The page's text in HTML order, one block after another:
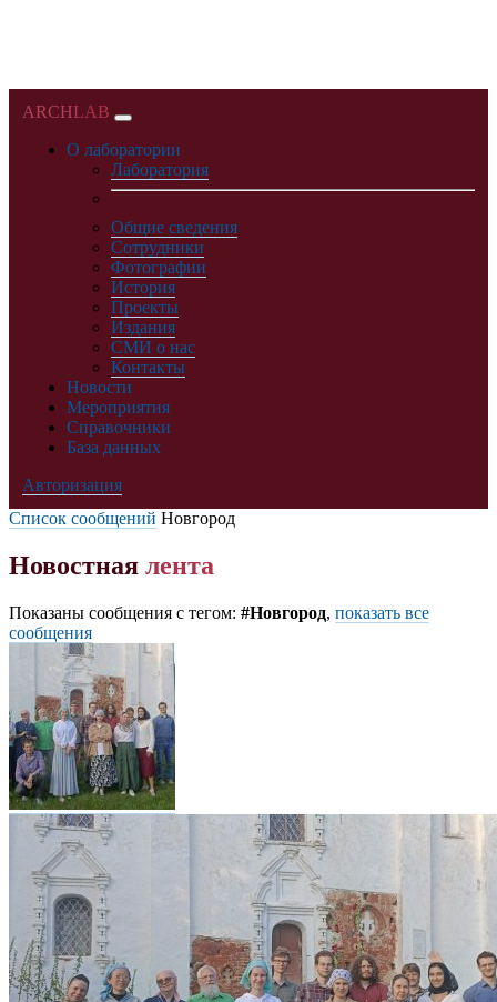
ARCHLAB
О лаборатории
Лаборатория
Общие сведения
Сотрудники
Фотографии
История
Проекты
Издания
СМИ о нас
Контакты
Новости
Мероприятия
Справочники
База данных
Авторизация
Список сообщений Новгород
Новостная лента
Показаны сообщения с тегом: #Новгород, показать все
сообщения